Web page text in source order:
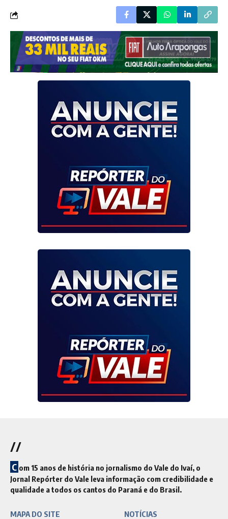
//
C om 15 anos de história no jornalismo do Vale do Ivaí, o
Jornal Repórter do Vale leva informação com credibilidade e
qualidade a todos os cantos do Paraná e do Brasil.
MAPA DO SITE NOTÍCIAS